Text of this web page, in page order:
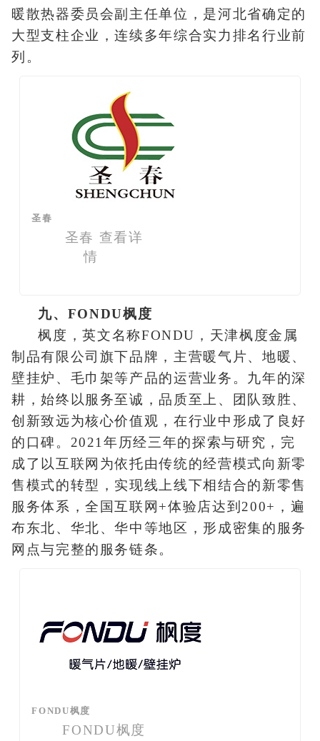
暖散热器委员会副主任单位，是河北省确定的
大型支柱企业，连续多年综合实力排名行业前
列。
圣春
圣春 查看详
情
九、FONDU枫度
枫度，英文名称FONDU，天津枫度金属
制品有限公司旗下品牌，主营暖气片、地暖、
壁挂炉、毛巾架等产品的运营业务。九年的深
耕，始终以服务至诚，品质至上、团队致胜、
创新致远为核心价值观，在行业中形成了良好
的口碑。2021年历经三年的探索与研究，完
成了以互联网为依托由传统的经营模式向新零
售模式的转型，实现线上线下相结合的新零售
服务体系，全国互联网+体验店达到200+，遍
布东北、华北、华中等地区，形成密集的服务
网点与完整的服务链条。
FONDU枫度
FONDU枫度